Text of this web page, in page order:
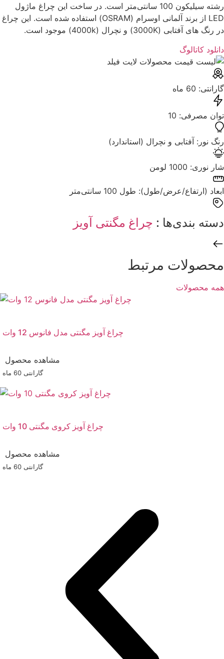
رشته سیلیکون 100 سانتی‌متر است. در ساخت این چراغ ماژول
LED از برند آلمانی اوسرام (OSRAM) استفاده شده است. این چراغ
در رنگ های آفتابی (3000K) و نچرال (4000k) موجود است.
دانلود کاتالوگ
گارانتی: ‌60 ماه
توان مصرفی: ‌10
رنگ نور: ‌آفتابی و نچرال (استاندارد)
شار نوری: ‌1000 لومن
ابعاد (ارتفاع/عرض/طول): ‌طول 100 سانتی‌متر
دسته بندی‌ها : ‌ چراغ مگنتی آویز
محصولات مرتبط
همه محصولات
چراغ آویز مگنتی مدل فانوس 12 وات
مشاهده محصول
گارانتی ‌60 ماه
چراغ آویز کروی مگنتی 10 وات
مشاهده محصول
گارانتی ‌60 ماه